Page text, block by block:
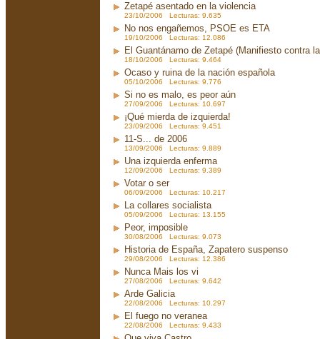
Zetapé asentado en la violencia
23/10/2006 Lecturas: 9.635
No nos engañemos, PSOE es ETA
19/10/2006 Lecturas: 12.086
El Guantánamo de Zetapé (Manifiesto contra
18/10/2006 Lecturas: 9.464
Ocaso y ruina de la nación española
05/10/2006 Lecturas: 9.776
Si no es malo, es peor aún
27/09/2006 Lecturas: 10.697
¡Qué mierda de izquierda!
23/09/2006 Lecturas: 9.451
11-S... de 2006
13/09/2006 Lecturas: 9.889
Una izquierda enferma
12/09/2006 Lecturas: 9.389
Votar o ser
06/09/2006 Lecturas: 10.217
La collares socialista
05/09/2006 Lecturas: 13.155
Peor, imposible
30/08/2006 Lecturas: 9.073
Historia de España, Zapatero suspenso
29/08/2006 Lecturas: 12.386
Nunca Mais los vi
27/08/2006 Lecturas: 9.642
Arde Galicia
22/08/2006 Lecturas: 10.297
El fuego no veranea
22/08/2006 Lecturas: 9.433